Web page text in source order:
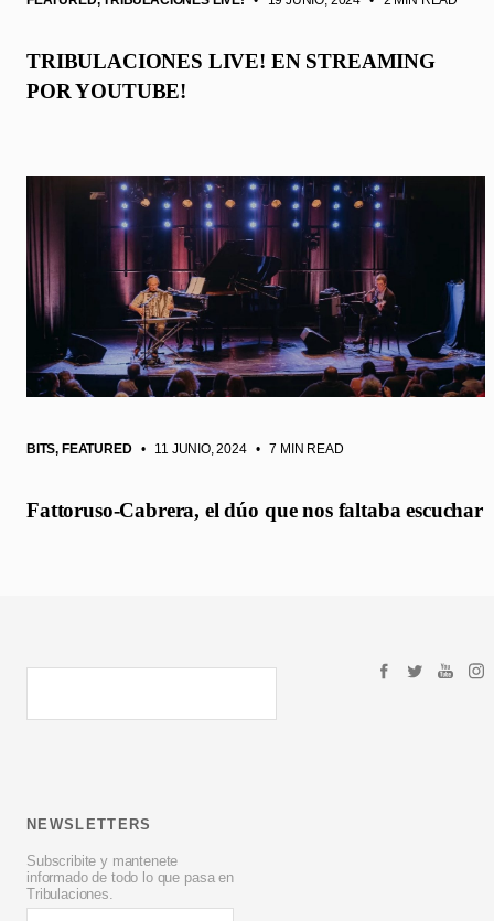
TRIBULACIONES LIVE! EN STREAMING
POR YOUTUBE!
BITS, FEATURED • 11 JUNIO, 2024 • 7 MIN READ
Fattoruso-Cabrera, el dúo que nos faltaba escuchar
NEWSLETTERS
Subscribite y mantenete
informado de todo lo que pasa en
Tribulaciones.